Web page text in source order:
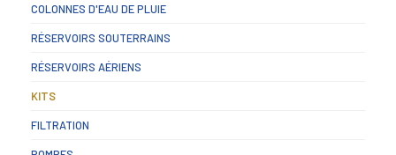
COLONNES D'EAU DE PLUIE
RÉSERVOIRS SOUTERRAINS
RÉSERVOIRS AÉRIENS
KITS
FILTRATION